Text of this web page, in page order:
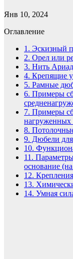
Янв 10, 2024
Оглавление
1. Эскизный
2. Орел или
3. Нить
4. Крепящие
5. Рамные
6. Примеры
7. Примеры
нагруженных
8.
9. Дюбели для
10.
11.
основание
12.
13.
14. Умная